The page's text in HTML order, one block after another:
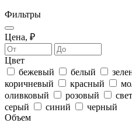
Фильтры
Цена, ₽
Цвет
бежевый
белый
коричневый
красный
оливковый
розовый
серый
синий
черный
Объем